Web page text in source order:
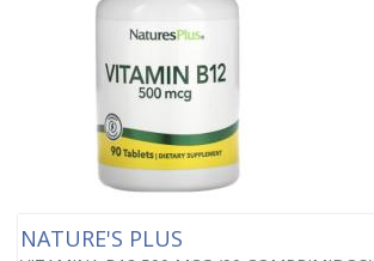
NATURE'S PLUS